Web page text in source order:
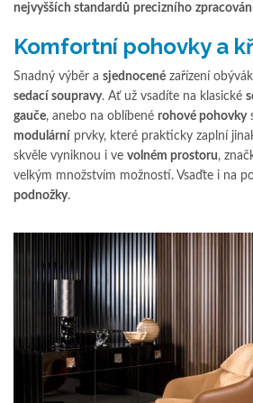
nejvyšších standardů precizního
Komfortní pohovky a
Snadný výběr a sjednocené zařízení
sedací soupravy. Ať už vsadíte na klasické
gauče, anebo na oblíbené rohové pohovky
modulární prvky, které prakticky zaplní
skvěle vyniknou i ve volném prostoru,
velkým množstvím možností. Vsaďte i na
podnožky.